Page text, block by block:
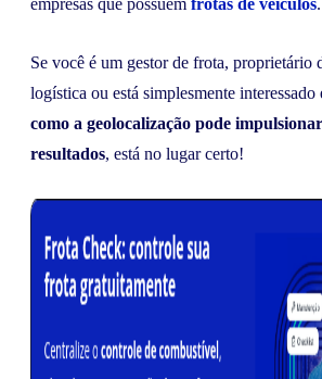
Se você é um gestor de frota, proprietário
logística ou está simplesmente
como a geolocalização pode
resultados, está no lugar certo!